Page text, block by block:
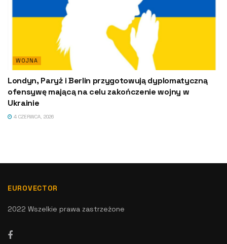
WOJNA
Londyn, Paryż i Berlin przygotowują dyplomatyczną
ofensywę mającą na celu zakończenie wojny w
Ukrainie
4 CZERWCA, 2026
EUROVECTOR
2022 Wszelkie prawa zastrzeżone